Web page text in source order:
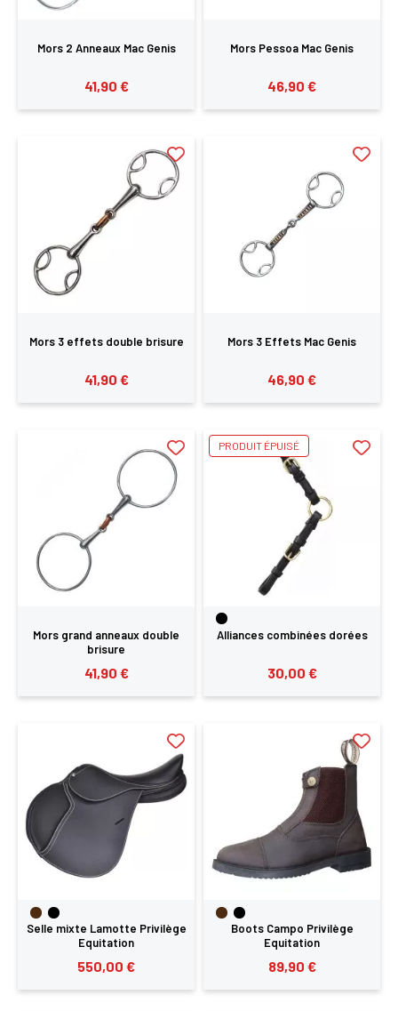
Mors 2 Anneaux Mac Genis
41,90 €
Mors Pessoa Mac Genis
46,90 €
Mors 3 effets double brisure
41,90 €
Mors 3 Effets Mac Genis
46,90 €
Mors grand anneaux double
brisure
41,90 €
Alliances combinées dorées
30,00 €
PRODUIT ÉPUISÉ
Selle mixte Lamotte Privilège
Equitation
550,00 €
Boots Campo Privilège
Equitation
89,90 €